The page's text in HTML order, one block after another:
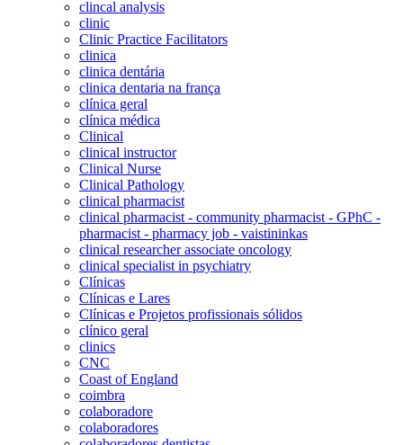
clincal analysis
clinic
Clinic Practice Facilitators
clinica
clinica dentária
clinica dentaria na frança
clínica geral
clínica médica
Clinical
clinical instructor
Clinical Nurse
Clinical Pathology
clinical pharmacist
clinical pharmacist - community pharmacist - GPhC -
pharmacist - pharmacy job - vaistininkas
clinical researcher associate oncology
clinical specialist in psychiatry
Clínicas
Clínicas e Lares
Clínicas e Projetos profissionais sólidos
clínico geral
clinics
CNC
Coast of England
coimbra
colaboradore
colaboradores